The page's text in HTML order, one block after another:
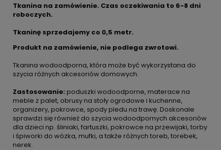
Tkanina na zamówienie. Czas oczekiwania to 6-8 dni
roboczych.
Tkaninę sprzedajemy co 0,5 metr.
Produkt na zamówienie, nie podlega zwrotowi.
Tkanina wodoodporna, która może być wykorzystana do
szycia różnych akcesoriów domowych.
Zastosowanie: poduszki wodoodporne, materace na
meble z palet, obrusy na stoły ogrodowe i kuchenne,
organizery, pokrowce, spody pledu na trawę. Doskonale
sprawdzi się również do szycia wodoodpornych akcesoriów
dla dzieci np. śliniaki, fartuszki, pokrowce na przewijaki, torby
i śpiworki do wózka, mufki, a także różnych toreb, torebek,
nerek.